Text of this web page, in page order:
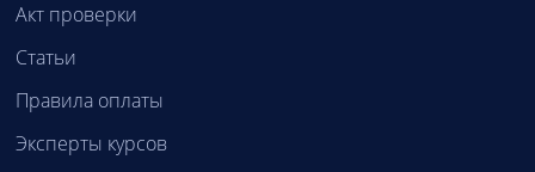
Акт проверки
Статьи
Правила оплаты
Эксперты курсов